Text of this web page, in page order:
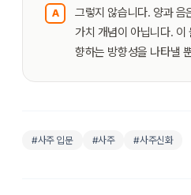
A
그렇지 않습니다. 양과 음
가치 개념이 아닙니다. 이
향하는 방향성을 나타낼
#사주 입문 #사주 #사주신화